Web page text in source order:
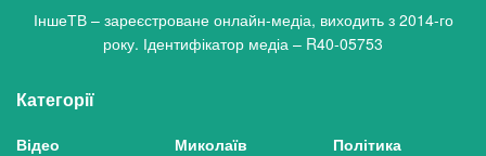
ІншеТВ – зареєстроване онлайн-медіа, виходить з 2014-го
року. Ідентифікатор медіа – R40-05753
Категорії
Відео
Миколаїв
Політика